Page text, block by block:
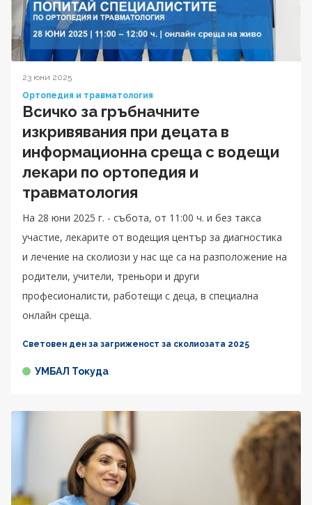
23 юни 2025
Ортопедия и травматология
Всичко за гръбначните
изкривявания при децата в
информационна среща с водещи
лекари по ортопедия и
травматология
На 28 юни 2025 г. - събота, от 11:00 ч. и без такса
участие, лекарите от водещия център за диагностика
и лечение на сколиози у нас ще са на разположение на
родители, учители, треньори и други
професионалисти, работещи с деца, в специална
онлайн среща.
Световен ден за загриженост за сколиозата 2025
УМБАЛ Токуда